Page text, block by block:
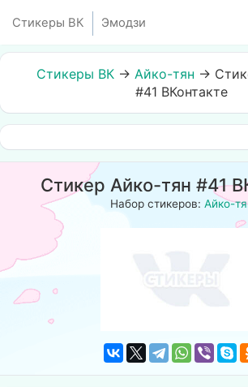
Стикеры ВК Эмодзи
Стикеры ВК → Айко-тян →
#41 ВКонтакте
Стикер Айко-тян #41
Набор стикеров: Айко-